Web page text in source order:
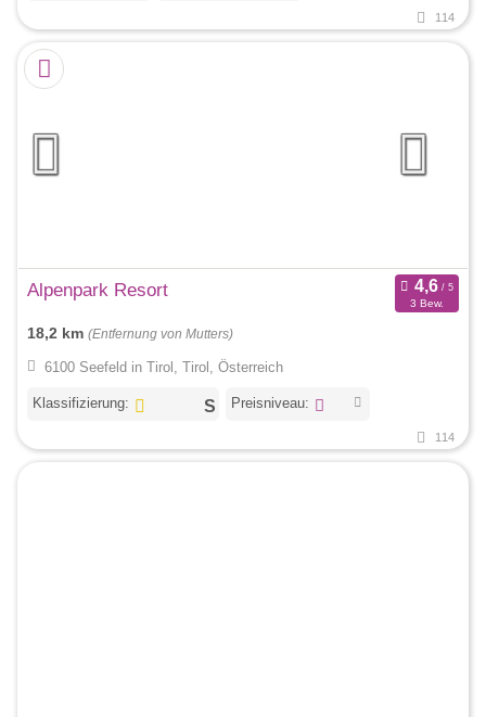
114
Alpenpark Resort
3 Bew.
18,2 km (Entfernung von Mutters)
6100 Seefeld in Tirol, Tirol, Österreich
Klassifizierung: Preisniveau:
114